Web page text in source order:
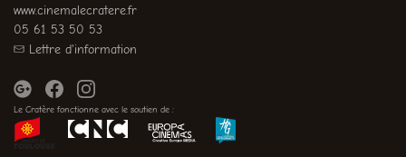
www.cinemalecratere.fr
05 61 53 50 53
Lettre d'information
Le Cratère fonctionne avec le soutien de :